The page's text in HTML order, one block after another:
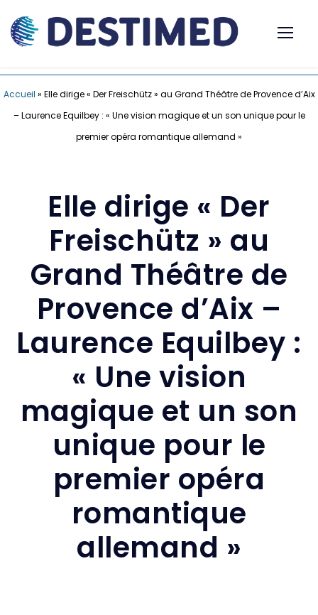
Accueil » Elle dirige « Der Freischütz » au Grand Théâtre de Provence d’Aix
– Laurence Equilbey : « Une vision magique et un son unique pour le
premier opéra romantique allemand »
Elle dirige « Der
Freischütz » au
Grand Théâtre de
Provence d’Aix –
Laurence Equilbey :
« Une vision
magique et un son
unique pour le
premier opéra
romantique
allemand »